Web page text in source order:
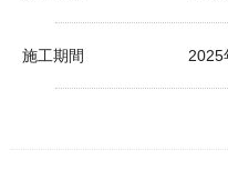
施工期間 2025